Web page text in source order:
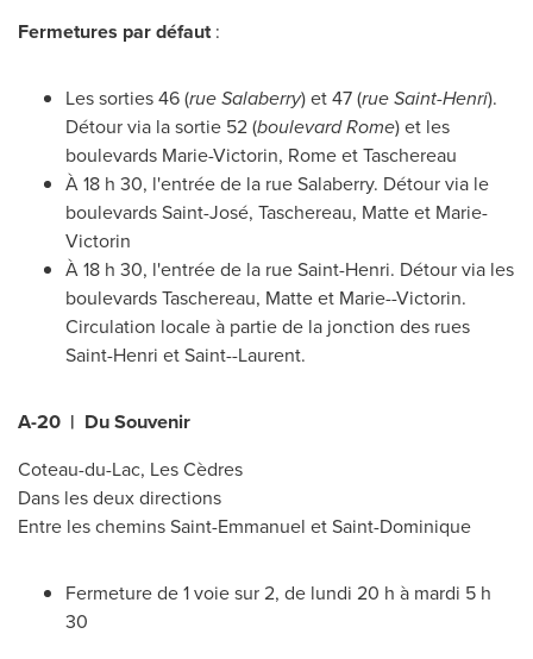
Fermetures par défaut:
Les sorties 46 (rue Salaberry) et 47 (rue Saint-Henri).
Détour via la sortie 52 (boulevardRome) et les
boulevards Marie-Victorin, RomeetTaschereau
À 18 h 30, l'entrée de la rue Salaberry. Détour via le
boulevards Saint-José, Taschereau, Matte et Marie-
Victorin
À 18 h 30, l'entrée de la rue Saint-Henri. Détour via les
boulevardsTaschereau, Matte et Marie--Victorin.
Circulation locale à partie de la jonction des rues
Saint-Henri etSaint--Laurent.
A-20 | Du Souvenir
Coteau-du-Lac, Les Cèdres
Dans les deux directions
Entre les chemins Saint-Emmanuel etSaint-Dominique
Fermeture de 1 voie sur 2, de lundi 20 h à mardi 5 h
30